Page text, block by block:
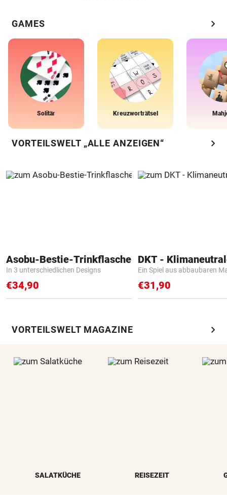
GAMES chevron_right
Solitär Kreuzworträtsel
VORTEILSWELT „ALLE ANZEIGEN“ chevron_right
Asobu-Bestie-Trinkflasche
In 3 unterschiedlichen Designs
€34,90
Ein Spiel aus abbaubaren
€31,90
VORTEILSWELT MAGAZINE chevron_right
SALATKÜCHE REISEZEIT